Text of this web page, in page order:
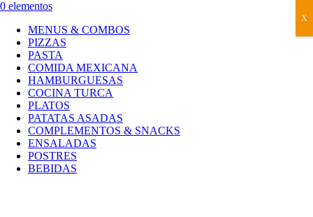
0 elementos
MENUS & COMBOS
PIZZAS
PASTA
COMIDA MEXICANA
HAMBURGUESAS
COCINA TURCA
PLATOS
PATATAS ASADAS
COMPLEMENTOS & SNACKS
ENSALADAS
POSTRES
BEBIDAS
X